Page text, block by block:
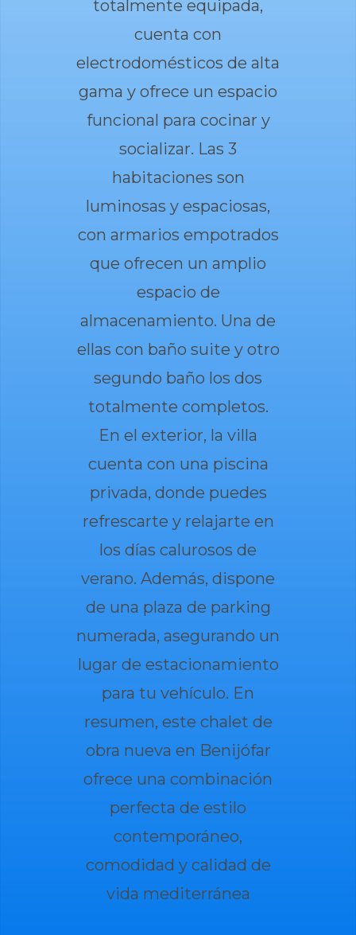
totalmente equipada,
cuenta con
electrodomésticos de alta
gama y ofrece un espacio
funcional para cocinar y
socializar. Las 3
habitaciones son
luminosas y espaciosas,
con armarios empotrados
que ofrecen un amplio
espacio de
almacenamiento. Una de
ellas con baño suite y otro
segundo baño los dos
totalmente completos.
En el exterior, la villa
cuenta con una piscina
privada, donde puedes
refrescarte y relajarte en
los días calurosos de
verano. Además, dispone
de una plaza de parking
numerada, asegurando un
lugar de estacionamiento
para tu vehículo. En
resumen, este chalet de
obra nueva en Benijófar
ofrece una combinación
perfecta de estilo
contemporáneo,
comodidad y calidad de
vida mediterránea